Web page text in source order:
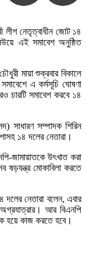
লীগ নেতৃত্বাধীন জোট ১৪
এই সমাবেশ অনুষ্ঠিত
মায়া শুক্রবার বিকালে
এ কর্মসূচি ঘোষণা
চারটি সমাবেশ করবে ১৪
সাধারণ সম্পাদক শিরিন
১৪ দলের নেতারা।
জামায়াতকে উৎখাত করা
ষড়যন্ত্র মোকাবিলা করতে
দলের নেতারা বলেন, এবার
অগ্রযাত্রার। আর বিএনপি
হয়ে কাজ করতে হবে।